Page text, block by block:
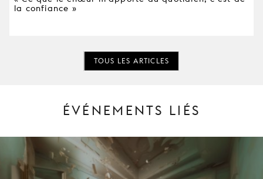
la confiance »
TOUS LES ARTICLES
ÉVÉNEMENTS LIÉS